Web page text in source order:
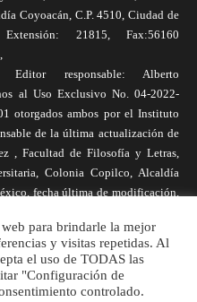
Coyoacán, C.P. 4510, Ciudad de
21815, Fax:56160
Editor responsable: Alberto
al Uso Exclusivo No. 04-2022-
otorgados ambos por el Instituto
de la última actualización de
, Facultad de Filosofía y Letras,
Colonia Copilco, Alcaldía
fecha última de modificación,
revista, ni de Universidad Nacional
de los contenidos de
total o parcial de los textos aquí
la fuente completa y la dirección
para brindarle la mejor
y visitas repetidas. Al
el uso de TODAS las
"Configuración de
controlado.